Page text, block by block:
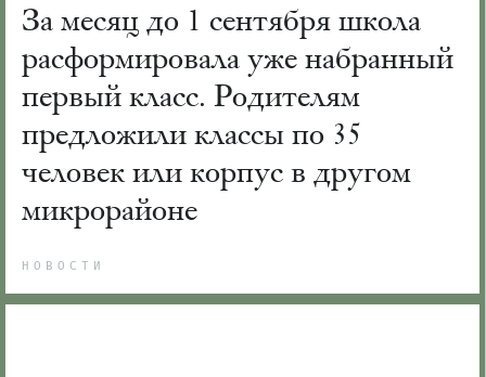
За месяц до 1 сентября школа
расформировала уже набранный
первый класс. Родителям
предложили классы по 35
человек или корпус в другом
микрорайоне
НОВОСТИ